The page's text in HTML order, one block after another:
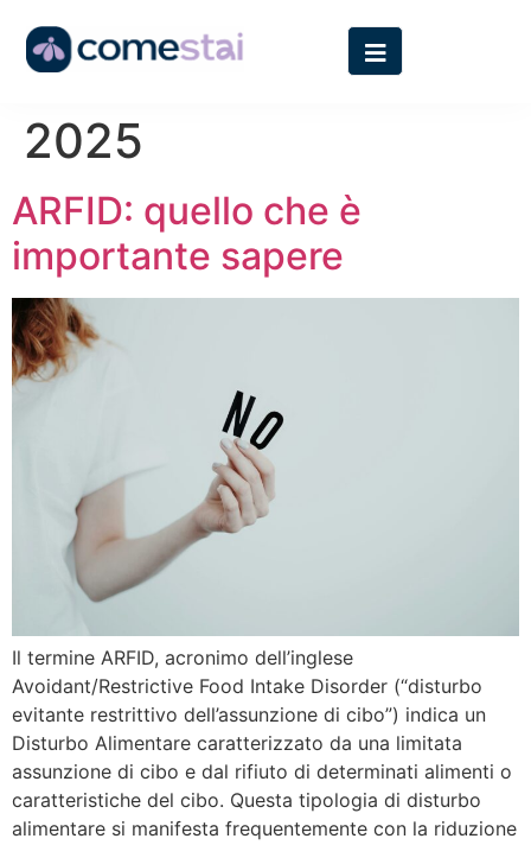
Giorno:
3 Febbraio
2025
ARFID: quello che è
importante sapere
Il termine ARFID, acronimo dell’inglese
Avoidant/Restrictive Food Intake Disorder (“disturbo
evitante restrittivo dell’assunzione di cibo”) indica un
Disturbo Alimentare caratterizzato da una limitata
assunzione di cibo e dal rifiuto di determinati alimenti o
caratteristiche del cibo. Questa tipologia di disturbo
alimentare si manifesta frequentemente con la riduzione